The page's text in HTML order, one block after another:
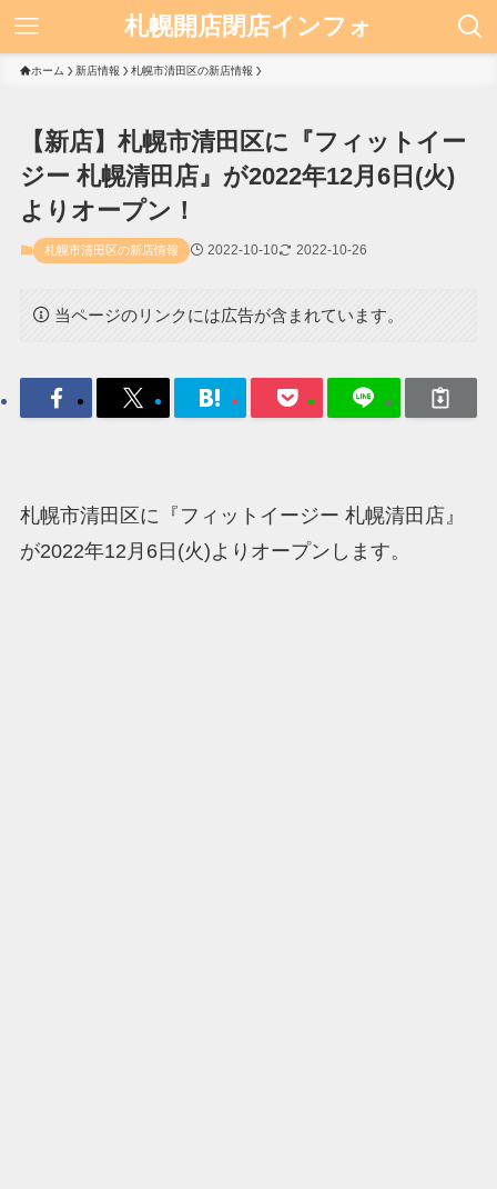
札幌開店閉店インフォ
ホーム 新店情報 札幌市清田区の新店情報
【新店】札幌市清田区に『フィットイー
ジー 札幌清田店』が2022年12月6日(火)
よりオープン！
札幌市清田区の新店情報 2022-10-10 2022-10-26
当ページのリンクには広告が含まれています。
札幌市清田区に『フィットイージー 札幌清田店』
が2022年12月6日(火)よりオープンします。